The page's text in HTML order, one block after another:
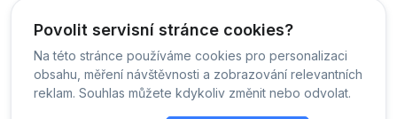
Povolit servisní stránce cookies?
Na této stránce používáme cookies pro personalizaci
obsahu, měření návštěvnosti a zobrazování relevantních
reklam. Souhlas můžete kdykoliv změnit nebo odvolat.
© OpravujemeApple - 2026 -Všechna práva vyhrazena.
Běžíme na
MyRepair.app